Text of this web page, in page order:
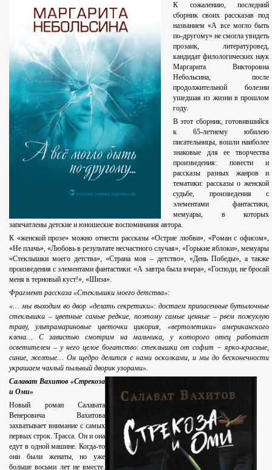
К сожалению, последний
сборник своих рассказав под
названием «А все могло быть
по-другому» не смогла увидеть
прозаик, литературовед,
кандидат филологических наук
Маргарита Викторовна
Небольсина, после
продолжительной болезни
ушедшая из жизни в прошлом
году.
В этот сборник, готовившийся
к 65-летнему юбилею
писательницы, вошли наиболее
знаковые для ее творчества
произведения: повести и
рассказы разных жанров и
тематики: рассказы о женской
судьбе, произведения с
элементами фантастики,
мемуары, в которых
запечатлены детские и юношеские воспоминания автора.
К «женской прозе» можно отнести рассказы «Острие любви», «Роман с офисом»,
«Не плачь», «Любовь в результате несчастного случая», «Горькие яблоки», мемуары
«Стеклышки моего детства», «Страна моя – детство», «День Победы», а также
произведения с элементами фантастики: «А завтра была вчера», «Господи, не бросай
меня в терновый куст!», «Шиза».
Фрагмент рассказа «Стеклышки моего детства»:
«… мы выходим во двор «делать секретики»: достаем припасенные бутылочные
стеклышки – цветные самые редкие, поэтому самые ценные – рвем пожухлую
траву, ультрамариновые цветочки цикория, «вертолетики» американского
клена… С завистью смотрим на мальчика, у которого отец работает
осветителем – у него целое богатство: стеклышки от софит − ярко-красные,
синие, желтые… Он щедро делится с нами осколками, и мы до бесконечности
украшаем чахлый пыльный дворик узорами».
Салават Вахитов «Стрекоза
и Оми»
Новый роман Салавата
Венеровича Вахитова
захватывает внимание с самых
первых строк. Трасса. Он и она
едут в одной машине. Когда-то
они были женаты, но уже
больше восьми лет не вместе.